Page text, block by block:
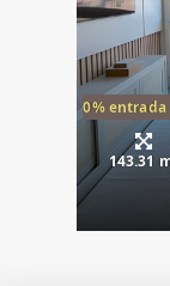
20%
143.31